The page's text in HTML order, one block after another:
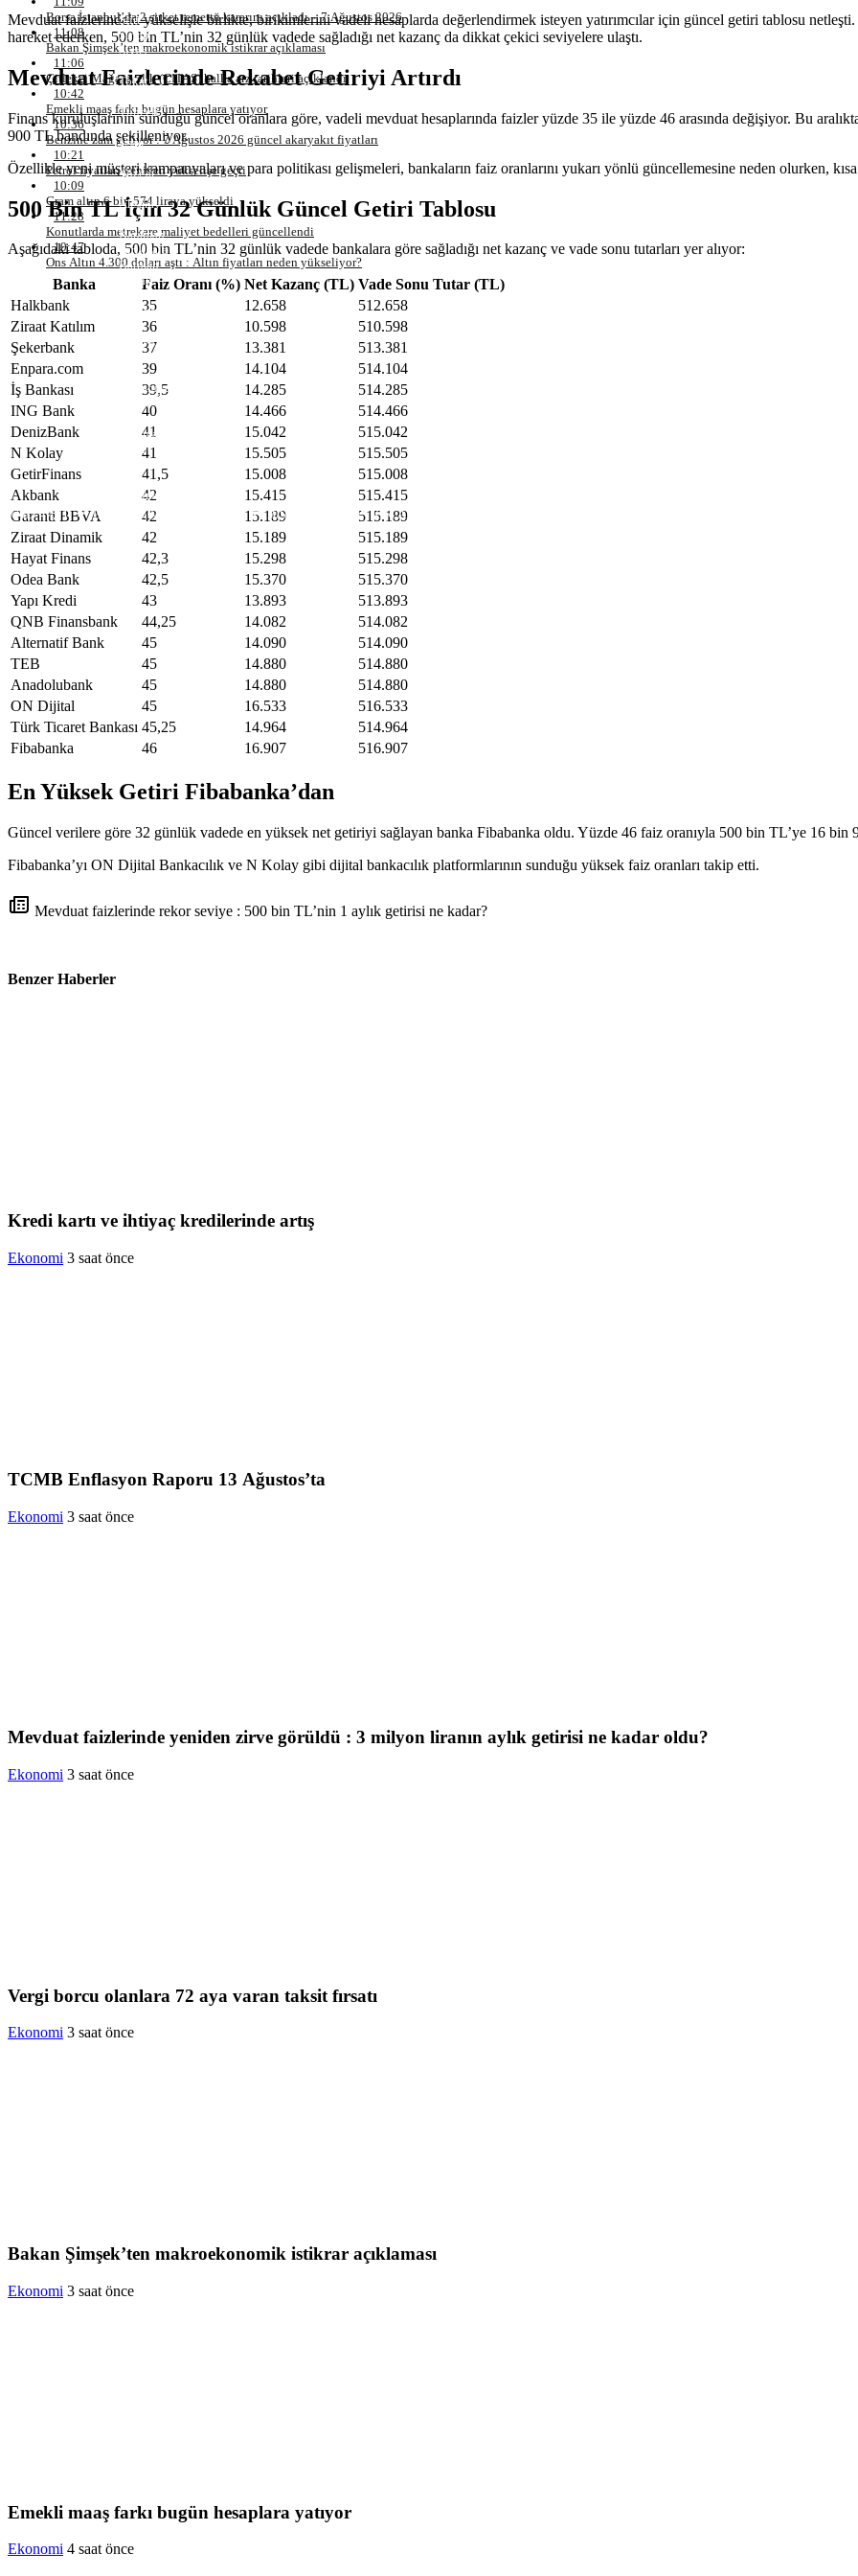
Siirt
Sinop
Sivas
Tekirdağ
Tokat
Tunceli
Şanlıurfa
Uşak
Yozgat
Aksaray
Bayburt
Karaman
Kırıkkale
Batman
Şırnak
Ardahan
Iğdır
Yalova
Karabük
Kilis
Osmaniye
Düzce
Lefkoşa
Gazimağusa
Girne
İskele
Pristina
USD 47,71 EURO 55,04 BIST GR. ALTIN
Borsa İstanbul’da 2 şirket temettü kararını açıkladı – 7 Ağustos 2026
11:08
Bakan Şimşek’ten makroekonomik istikrar açıklaması
11:06
Çitlekçi Mağazacılık (CITAS) halka arz tarihleri açıklandı
10:42
Emekli maaş farkı bugün hesaplara yatıyor
10:36
Benzine zam geliyor : 7 Ağustos 2026 güncel akaryakıt fiyatları
10:21
Petrol fiyatları yeniden yükselişe geçti
10:09
Gram altın 6 bin 574 liraya yükseldi
11:28
Konutlarda metrekare maliyet bedelleri güncellendi
10:47
Ons Altın 4.300 doları aştı : Altın fiyatları neden yükseliyor?
Mevduat faizlerindeki yükselişle birlikte, birikimlerini vadeli hesaplarda değerlendirmek isteyen yatırımcılar için güncel getiri tablosu netleşti.
hareket ederken, 500 bin TL’nin 32 günlük vadede sağladığı net kazanç da dikkat çekici seviyelere ulaştı.
Mevduat Faizlerinde Rekabet Getiriyi Artırdı
Finans kuruluşlarının sunduğu güncel oranlara göre, vadeli mevduat hesaplarında faizler yüzde 35 ile yüzde 46 arasında değişiyor. Bu
900 TL bandında şekilleniyor.
Özellikle yeni müşteri kampanyaları ve para politikası gelişmeleri, bankaların faiz oranlarını yukarı yönlü güncellemesine neden olurken,
500 Bin TL İçin 32 Günlük Güncel Getiri Tablosu
Aşağıdaki tabloda, 500 bin TL’nin 32 günlük vadede bankalara göre sağladığı net kazanç ve vade sonu tutarları yer alıyor:
Banka Faiz Oranı (%) Net Kazanç (TL) Vade Sonu Tutar (TL)
Halkbank
35 12.658
512.658
Ziraat Katılım
36 10.598
510.598
Şekerbank
37 13.381
513.381
Enpara.com
39 14.104
514.104
İş Bankası
39,5 14.285
514.285
ING Bank
40 14.466
514.466
DenizBank
41 15.042
515.042
N Kolay
41 15.505
515.505
GetirFinans
41,5 15.008
515.008
Akbank
42 15.415
515.415
Garanti BBVA
42 15.189
515.189
Ziraat Dinamik
42 15.189
515.189
Hayat Finans
42,3 15.298
515.298
Odea Bank
42,5 15.370
515.370
Yapı Kredi
43 13.893
513.893
QNB Finansbank
44,25 14.082
514.082
Alternatif Bank
45 14.090
514.090
TEB
45 14.880
514.880
Anadolubank
45 14.880
514.880
ON Dijital
45 16.533
516.533
Türk Ticaret Bankası 45,25 14.964
514.964
Fibabanka
46 16.907 516.907
En Yüksek Getiri Fibabanka’dan
Güncel verilere göre 32 günlük vadede en yüksek net getiriyi sağlayan banka Fibabanka oldu. Yüzde 46 faiz oranıyla 500 bin TL’ye 16 bin
Fibabanka’yı ON Dijital Bankacılık ve N Kolay gibi dijital bankacılık platformlarının sunduğu yüksek faiz oranları takip etti.
Mevduat faizlerinde rekor seviye : 500 bin TL’nin 1 aylık getirisi ne kadar?
Benzer Haberler
Kredi kartı ve ihtiyaç kredilerinde artış
Ekonomi 3 saat önce
TCMB Enflasyon Raporu 13 Ağustos’ta
Ekonomi 3 saat önce
Mevduat faizlerinde yeniden zirve görüldü : 3 milyon liranın aylık getirisi ne kadar oldu?
Ekonomi 3 saat önce
Vergi borcu olanlara 72 aya varan taksit fırsatı
Ekonomi 3 saat önce
Bakan Şimşek’ten makroekonomik istikrar açıklaması
Ekonomi 3 saat önce
Emekli maaş farkı bugün hesaplara yatıyor
Ekonomi 4 saat önce